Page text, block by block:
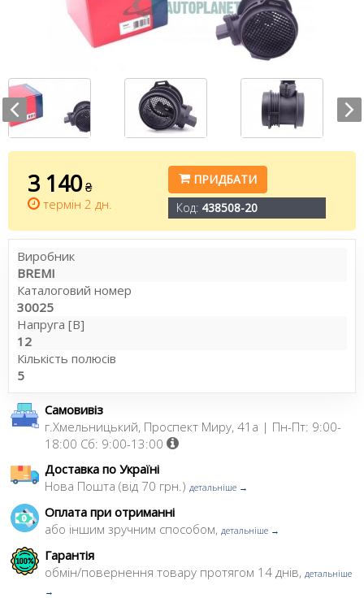
3 140 ₴
термін 2 дн.
ПРИДБАТИ
Код: 438508-20
Виробник
BREMI
Каталоговий номер
30025
Напруга [В]
12
Кількість полюсів
5
Самовивіз
г.Хмельницький, Проспект Миру, 41а | Пн-Пт: 9:00-
18:00 Сб: 9:00-13:00
Доставка по Україні
Нова Пошта (від 70 грн.) детальніше →
Оплата при отриманні
або іншим зручним способом, детальніше →
Гарантія
обмін/повернення товару протягом 14 днів, детальніше
→